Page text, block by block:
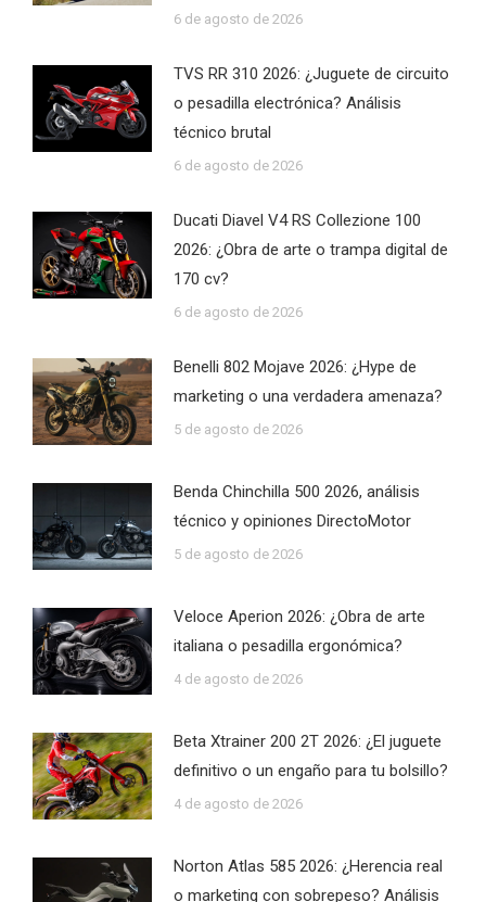
6 de agosto de 2026
TVS RR 310 2026: ¿Juguete de circuito
o pesadilla electrónica? Análisis
técnico brutal
6 de agosto de 2026
Ducati Diavel V4 RS Collezione 100
2026: ¿Obra de arte o trampa digital de
170 cv?
6 de agosto de 2026
Benelli 802 Mojave 2026: ¿Hype de
marketing o una verdadera amenaza?
5 de agosto de 2026
Benda Chinchilla 500 2026, análisis
técnico y opiniones DirectoMotor
5 de agosto de 2026
Veloce Aperion 2026: ¿Obra de arte
italiana o pesadilla ergonómica?
4 de agosto de 2026
Beta Xtrainer 200 2T 2026: ¿El juguete
definitivo o un engaño para tu bolsillo?
4 de agosto de 2026
Norton Atlas 585 2026: ¿Herencia real
o marketing con sobrepeso? Análisis